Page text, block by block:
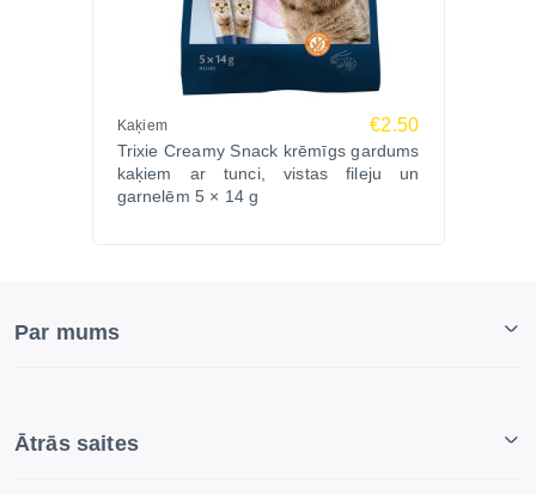
Kaķiem €2.50
Trixie Creamy Snack krēmīgs gardums
kaķiem ar tunci, vistas fileju un
garnelēm 5 × 14 g
Par mums
Ātrās saites